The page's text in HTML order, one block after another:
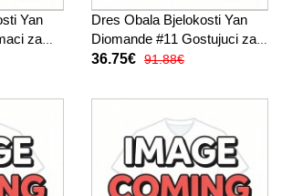
Yan
za
Rukav
Dres Obala Bjelokosti Yan
Diomande #11 Gostujuci za
djecu SP 2026 Kratak Rukav
36.75€ 91.88€